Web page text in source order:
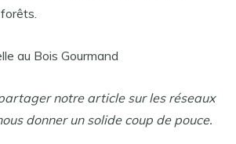
au Bois Gourmand
notre article sur les réseaux
donner un solide coup de pouce.